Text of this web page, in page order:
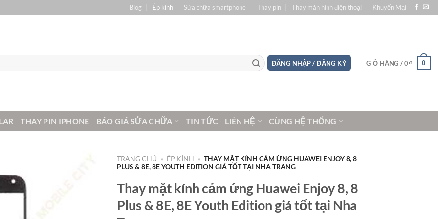
Blog Ép kính Sửa chữa smartphone Thay pin Thay màn hình điện thoại Khuyến Mại
ĐĂNG NHẬP / ĐĂNG KÝ GIỎ HÀNG /0₫ 0
THAY PIN IPHONE BÁO GIÁ SỬA CHỮA TIN TỨC LIÊN HỆ CÙNG HỆ THỐNG
TRANG CHỦ » ÉP KÍNH » THAY MẶT KÍNH CẢM ỨNG HUAWEI ENJOY 8, 8
PLUS & 8E, 8E YOUTH EDITION GIÁ TỐT TẠI NHA TRANG
Thay mặt kính cảm ứng Huawei Enjoy 8, 8
Plus & 8E, 8E Youth Edition giá tốt tại Nha